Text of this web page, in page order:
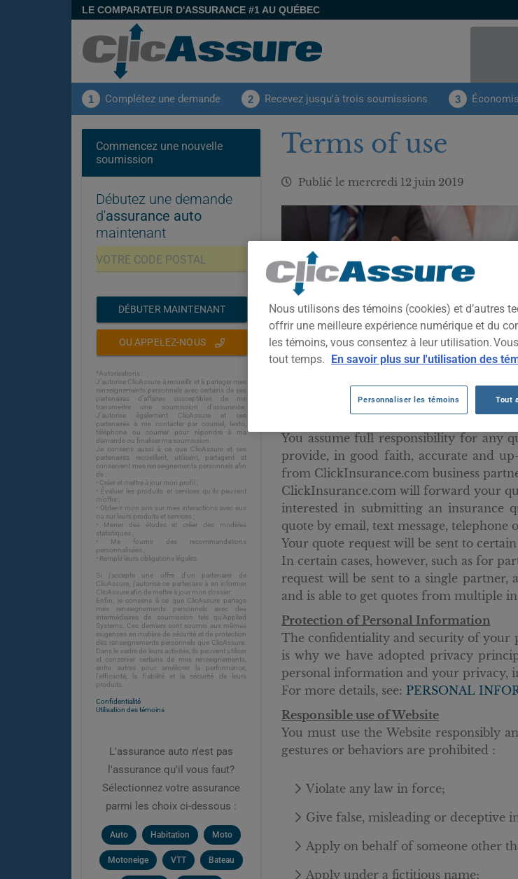
LE COMPARATEUR D'ASSURANCE #1 AU QUÉBEC
1 Complétez une demande 2 Recevez jusqu'à trois soumissions 3
Terms of use
Publié le mercredi 12 juin 2019
You assume full responsibility for any
provide, in good faith, accurate and
from ClickInsurance.com business
ClickInsurance.com will forward your
interested in submitting an insurance
quote by email, text message, telephone
Your quote request will be sent to
In certain cases, however, such as for
request will be sent to a single partner,
and is able to get quotes from multiple
Protection of Personal Information
The confidentiality and security of your
is why we have adopted privacy
personal information and your privacy,
For more details, see: PERSONAL
Responsible use of Website
You must use the Website responsibly
gestures or behaviors are prohibited :
Violate any law in force;
Give false, misleading or deceptive
Apply on behalf of someone other
Apply under a fictitious name;
Commencez une nouvelle
soumission
Débutez une demande
d'assurance auto
maintenant
DÉBUTER MAINTENANT
OU APPELEZ-NOUS
*Autorisations :
J’autorise ClicAssure à recueillir et à partager mes
renseignements personnels avec certains de ses
partenaires d’affaires susceptibles de me
transmettre une soumission d’assurance.
J'autorise également ClicAssure et ses
partenaires à me contacter par courriel, texto,
téléphone ou courrier pour répondre à ma
demande ou finaliser ma soumission.
Je consens aussi à ce que ClicAssure et ses
partenaires recueillent, utilisent, partagent et
conservent mes renseignements personnels afin
de :
• Créer et mettre à jour mon profil ;
• Évaluer les produits et services qu'ils peuvent
m’offrir ;
• Obtenir mon avis sur mes interactions avec eux
ou sur leurs produits et services ;
• Mener des études et créer des modèles
statistiques ;
• Me fournir des recommandations
personnalisées ;
• Remplir leurs obligations légales.
Si j'accepte une offre d'un partenaire de
ClicAssure, j'autorise ce partenaire à en informer
ClicAssure afin de mettre à jour mon dossier.
Enfin, je consens à ce que ClicAssure partage
mes renseignements personnels avec des
intermédiaires de soumission tels qu’Applied
Systems. Ces derniers sont soumis aux mêmes
exigences en matière de sécurité et de protection
des renseignements personnels que ClicAssure.
Dans le cadre de leurs activités, ils peuvent utiliser
et conserver certains de mes renseignements,
entre autres pour améliorer la performance,
l'efficacité, la fiabilité et la sécurité de leurs
produits.
Confidentialité
Utilisation des témoins
L'assurance auto n'est pas
l'assurance qu'il vous faut?
Sélectionnez votre assurance
parmi les choix ci-dessous :
Auto Habitation Moto
Motoneige VTT Bateau
Nous utilisons des témoins (cookies) et d’autres
offrir une meilleure expérience numérique et du
les témoins, vous consentez à leur utilisation.
tout temps. En savoir plus sur l'utilisation des
Personnaliser les témoins Tout